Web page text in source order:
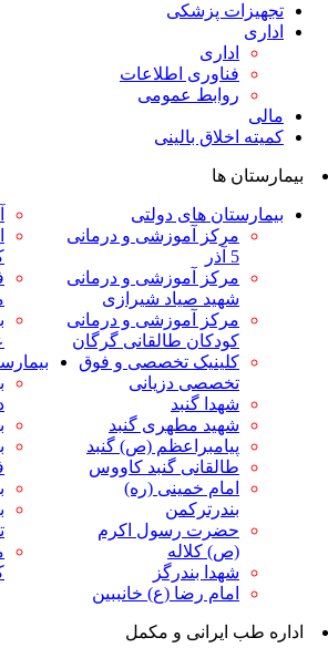
پزشکی
اطلاعات
عمومی
بالینی
های دولتی
آموزشی و درمانی
آموزشی و درمانی
صیاد شیرازی
آموزشی و درمانی
طالقانی گرگان
تخصصی و فوق
دزیانی
مطهری گنبد
(ص) گنبد
گنبد کاووس
خمینی (ره)
رسول اکرم
بندرگز
رضا (ع) خانببین
آل جلیل آق
فاطمه
بقیه الله
علی آباد
بیمارستان های
بیمارستان و
برزویه گنبد
بیمارستان و
فلسفی
بیمارستان
بیمارستان
تخصصی قلب
مرکز جراحی
و مکمل